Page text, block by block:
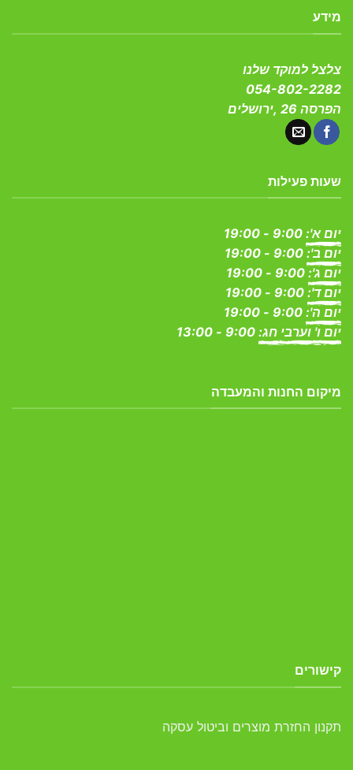
מידע
צלצל למוקד שלנו
054-802-2282
הפרסה 26 ,ירושלים
שעות פעילות
יום א':
יום ב':
יום ג':
יום ד':
יום ה':
יום ו' וערבי חג:
מיקום החנות והמעבדה
קישורים
תקנון החזרת מוצרים וביטול עסקה